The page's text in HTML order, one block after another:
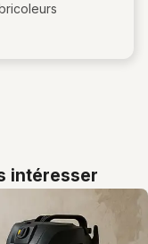
intéresser